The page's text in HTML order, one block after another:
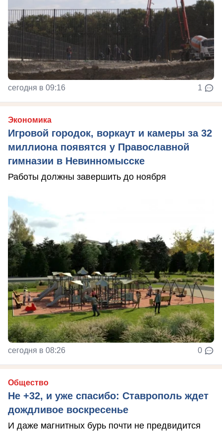
сегодня в 09:16 1
Экономика
Игровой городок, воркаут и камеры за 32
миллиона появятся у Православной
гимназии в Невинномысске
Работы должны завершить до ноября
сегодня в 08:26 0
Общество
Не +32, и уже спасибо: Ставрополь ждет
дождливое воскресенье
И даже магнитных бурь почти не предвидится